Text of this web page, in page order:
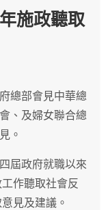
施政聽取
總部會見中華總
、及婦女聯合總
。
屆政府就職以來
作聽取社會反
見及建議。